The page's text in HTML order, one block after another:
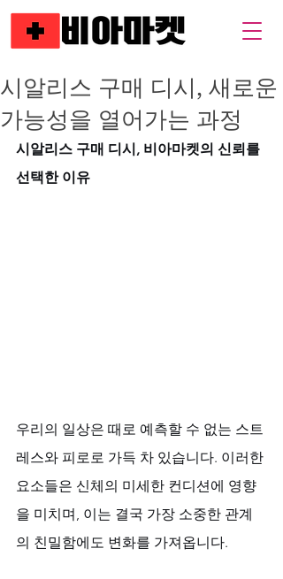
시알리스 구매 디시, 새로운
가능성을 열어가는 과정
시알리스 구매 디시, 비아마켓의 신뢰를
선택한 이유
우리의 일상은 때로 예측할 수 없는 스트
레스와 피로로 가득 차 있습니다. 이러한
요소들은 신체의 미세한 컨디션에 영향
을 미치며, 이는 결국 가장 소중한 관계
의 친밀함에도 변화를 가져옵니다.